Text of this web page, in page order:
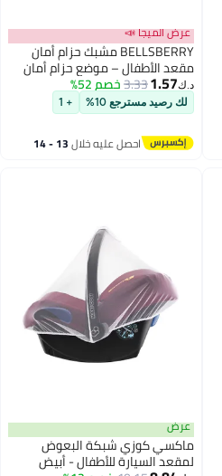
عرض الميجا 📣
BELLSBERRY مشبك حزام أمان
مقعد الأطفال – موضع حزام أمان
للأطفال لتجربة سفر مريحة وآمنة
د.ك‏1.57
3.33خصم 52%
لك رصيد مسترجع 10% + 1
احصل عليه خلال 13 - 14
عرض
ماكسي كوزي شبكة البعوض
لمقعد السيارة للأطفال - أبيض